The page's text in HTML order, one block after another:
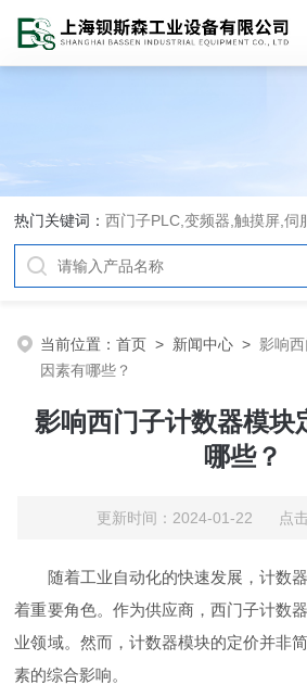
热门关键词：西门子PLC,变频器,触摸屏,伺
当前位置：首页 > 新闻中心 >影响
因素有哪些？
影响西门子计数器模块
哪些？
更新时间：2024-01-22 点击
随着工业自动化的快速发展，计数器
着重要角色。作为供应商，西门子计数
业领域。然而，计数器模块的定价并非
素的综合影响。